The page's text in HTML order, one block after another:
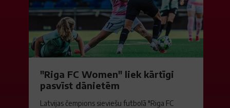
"Riga FC Women" liek kārtīgi
pasvīst dānietēm
Latvijas čempions sieviešu futbolā "Riga FC